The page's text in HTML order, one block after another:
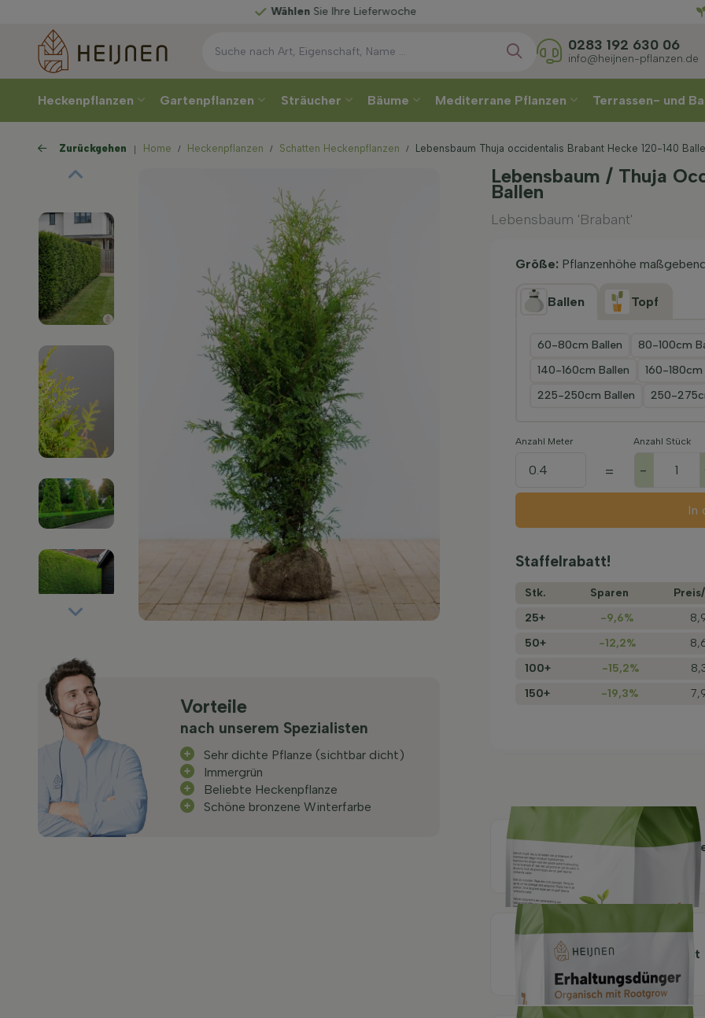
Sie Ihre Lieferwoche
0283 192 630 06
info@heijnen-pflanzen.de
Heckenpflanzen Gartenpflanzen Sträucher Bäume Mediterrane Pflanzen Terrassen- und
Zurückgehen Home Heckenpflanzen Schatten Heckenpflanzen Lebensbaum Thuja occidentalis Brabant Hecke 120-140
Lebensbaum / Thuja
Ballen
Lebensbaum 'Brabant'
Vorteile
nach unserem Spezialisten
Sehr dichte Pflanze (sichtbar dicht)
Immergrün
Beliebte Heckenpflanze
Schöne bronzene Winterfarbe
Größe: Pflanzenhöhe
Ballen Topf
60-80cm Ballen 80-100cm
140-160cm Ballen
160-180cm
225-250cm Ballen
250-
Anzahl Meter
=
Anzahl Stück
-
In
Staffelrabatt!
Stk. Sparen
25+
-9,6%
50+
-12,2%
100+
-15,2%
150+
-19,3%
Organische
40 l
Organischer
Erhaltungsdünger mit
Rootgrow 7 kg